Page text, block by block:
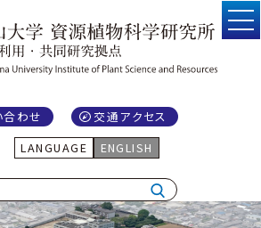
合わせ
交通アクセス
LANGUAGE
ENGLISH